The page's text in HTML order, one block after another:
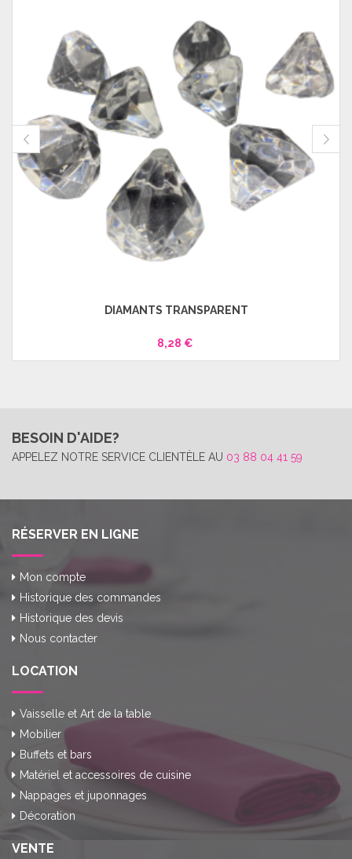
DIAMANTS TRANSPARENT
8,28 €
BESOIN D'AIDE?
APPELEZ NOTRE SERVICE CLIENTÈLE AU 03 88 04 41 59
RÉSERVER EN LIGNE
Mon compte
Historique des commandes
Historique des devis
Nous contacter
LOCATION
Vaisselle et Art de la table
Mobilier
Buffets et bars
Matériel et accessoires de cuisine
Nappages et juponnages
Décoration
VENTE